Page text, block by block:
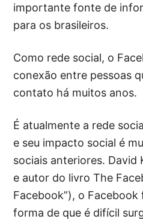
importante fonte de
para os brasileiros.
Como rede social, o
conexão entre pessoas
contato há muitos anos.
É atualmente a rede
e seu impacto social é
sociais anteriores.
e autor do livro The
Facebook”), o
forma de que é difícil